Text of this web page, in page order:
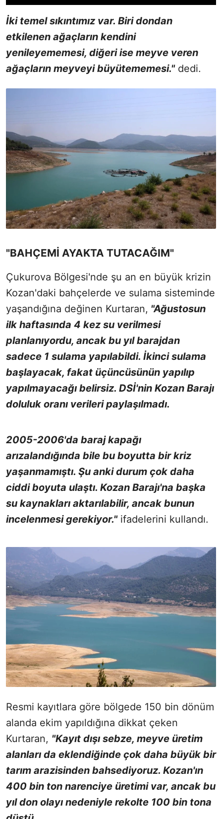
İki temel sıkıntımız var. Biri dondan
etkilenen ağaçların kendini
yenileyememesi, diğeri ise meyve veren
ağaçların meyveyi büyütememesi."dedi.
"BAHÇEMİ AYAKTA TUTACAĞIM"
Çukurova Bölgesi'nde şu an en büyük krizin
Kozan'daki bahçelerde ve sulama sisteminde
yaşandığına değinen Kurtaran, "Ağustosun
ilk haftasında 4 kez su verilmesi
planlanıyordu, ancak bu yıl barajdan
sadece 1 sulama yapılabildi. İkinci sulama
başlayacak, fakat üçüncüsünün yapılıp
yapılmayacağı belirsiz. DSİ'nin Kozan Barajı
doluluk oranı verileri paylaşılmadı.
2005-2006'da baraj kapağı
arızalandığında bile bu boyutta bir kriz
yaşanmamıştı. Şu anki durum çok daha
ciddi boyuta ulaştı. Kozan Barajı'na başka
su kaynakları aktarılabilir, ancak bunun
incelenmesi gerekiyor."ifadelerini kullandı.
Resmi kayıtlara göre bölgede 150 bin dönüm
alanda ekim yapıldığına dikkat çeken
Kurtaran, "Kayıt dışı sebze, meyve üretim
alanları da eklendiğinde çok daha büyük bir
tarım arazisinden bahsediyoruz. Kozan'ın
400 bin ton narenciye üretimi var, ancak bu
yıl don olayı nedeniyle rekolte 100 bin tona